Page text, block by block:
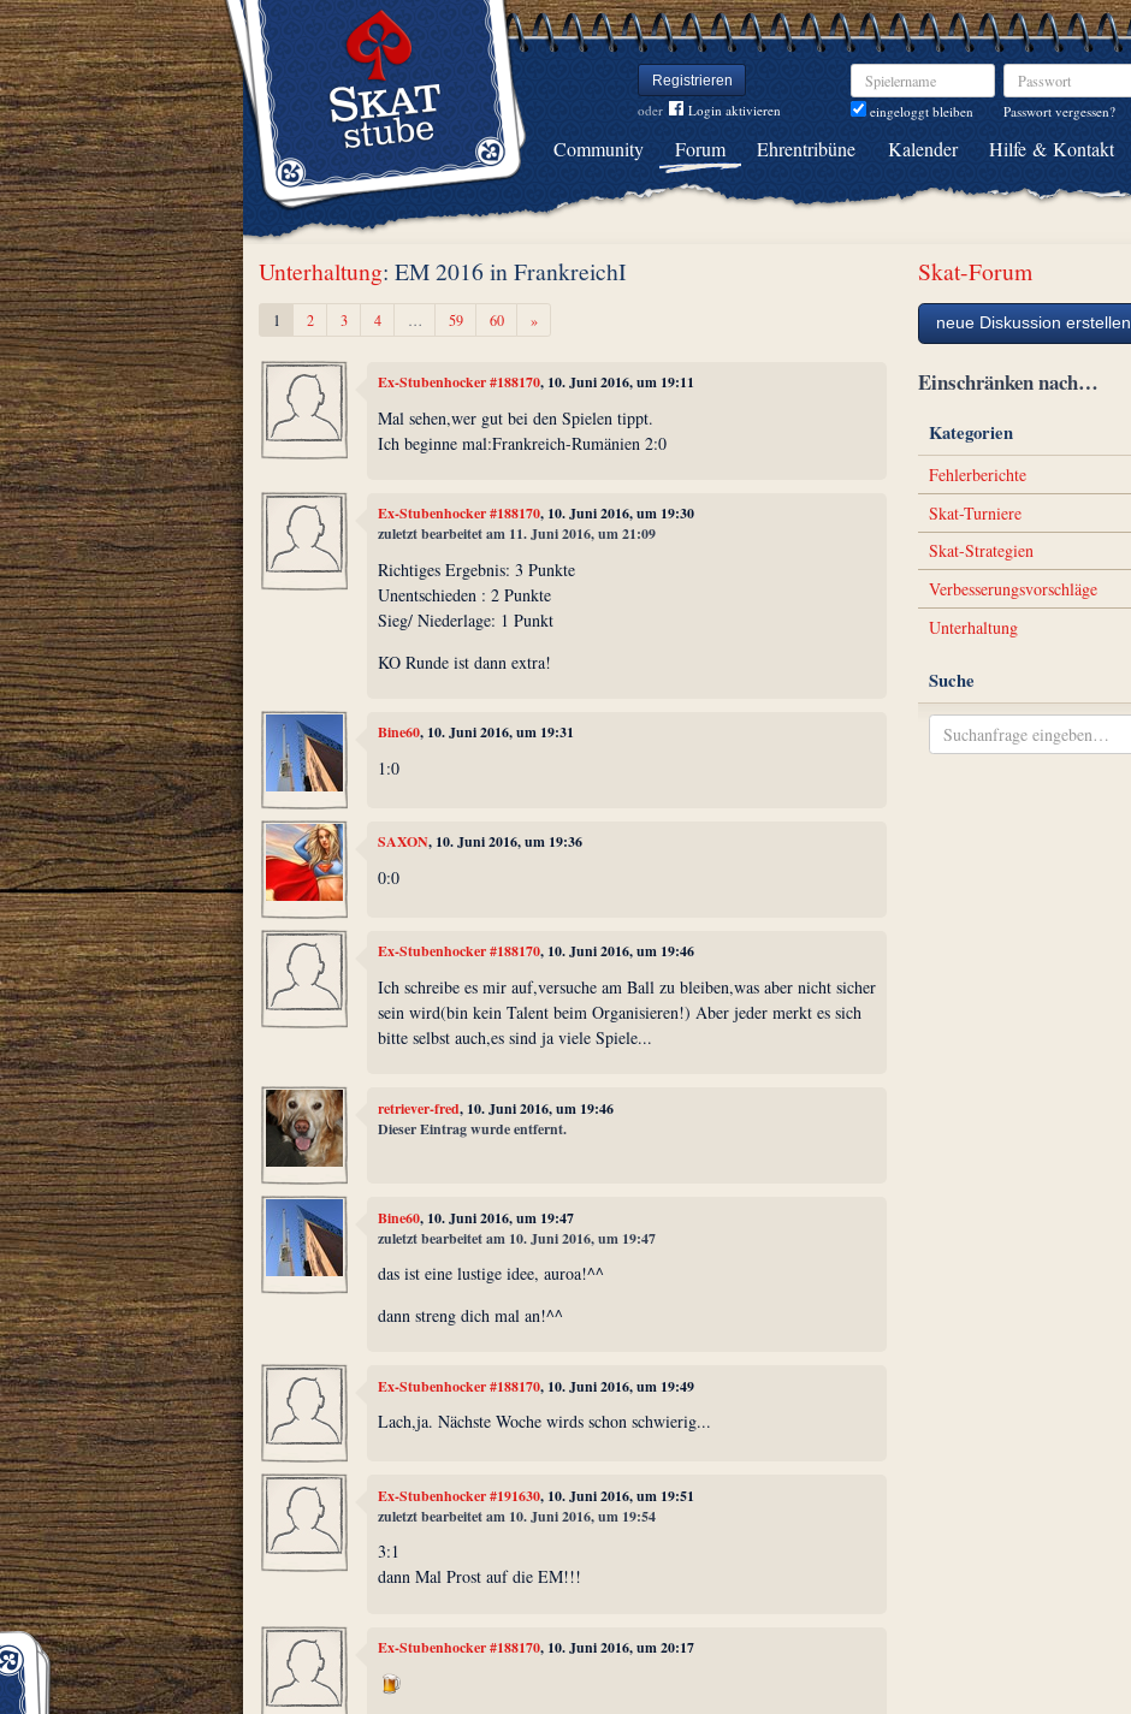
Registrieren
oder Login aktivieren
Spielername
eingeloggt bleiben
Passwort
Passwort vergessen?
Community Forum Ehrentribüne Kalender Hilfe & Kontakt
Unterhaltung: EM 2016 in FrankreichI
1 2 3 4 … 59 60 »Weiter
Ex-Stubenhocker #188170, 10. Juni 2016, um 19:11
Mal sehen,wer gut bei den Spielen tippt.
Ich beginne mal:Frankreich-Rumänien 2:0
Ex-Stubenhocker #188170, 10. Juni 2016, um 19:30
zuletzt bearbeitet am 11. Juni 2016, um 21:09
Richtiges Ergebnis: 3 Punkte
Unentschieden : 2 Punkte
Sieg/ Niederlage: 1 Punkt
KO Runde ist dann extra!
Bine60, 10. Juni 2016, um 19:31
1:0
SAXON, 10. Juni 2016, um 19:36
0:0
Ex-Stubenhocker #188170, 10. Juni 2016, um 19:46
Ich schreibe es mir auf,versuche am Ball zu bleiben,was aber nicht sicher
sein wird(bin kein Talent beim Organisieren!) Aber jeder merkt es sich
bitte selbst auch,es sind ja viele Spiele...
retriever-fred, 10. Juni 2016, um 19:46
Dieser Eintrag wurde entfernt.
Bine60, 10. Juni 2016, um 19:47
zuletzt bearbeitet am 10. Juni 2016, um 19:47
das ist eine lustige idee, auroa!^^
dann streng dich mal an!^^
Ex-Stubenhocker #188170, 10. Juni 2016, um 19:49
Lach,ja. Nächste Woche wirds schon schwierig...
Ex-Stubenhocker #191630, 10. Juni 2016, um 19:51
zuletzt bearbeitet am 10. Juni 2016, um 19:54
3:1
dann Mal Prost auf die EM!!!
Ex-Stubenhocker #188170, 10. Juni 2016, um 20:17
Skat-Forum
neue Diskussion erstellen
Einschränken nach…
Kategorien
Fehlerberichte
Skat-Turniere
Skat-Strategien
Verbesserungsvorschläge
Unterhaltung
Suche